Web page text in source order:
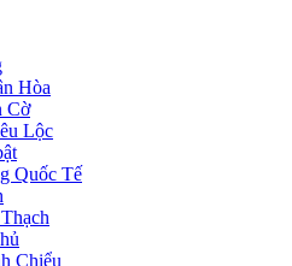
Hòa
Cờ
Lộc
Quốc Tế
Chiểu